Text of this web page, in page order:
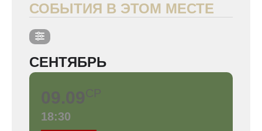
СОБЫТИЯ В ЭТОМ МЕСТЕ
СЕНТЯБРЬ
09.09СР
18:30